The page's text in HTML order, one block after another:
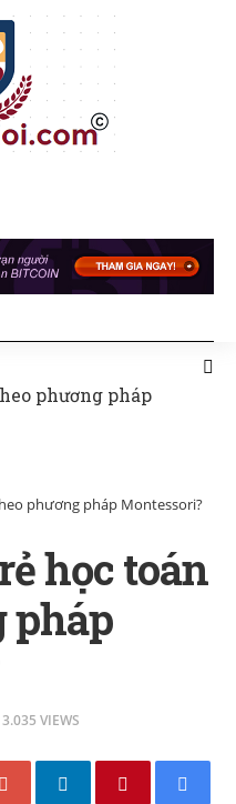
phương pháp Montessori?
học toán
pháp
3.035 VIEWS